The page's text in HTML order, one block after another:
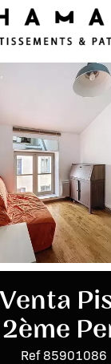
Venta
Ref 85901086